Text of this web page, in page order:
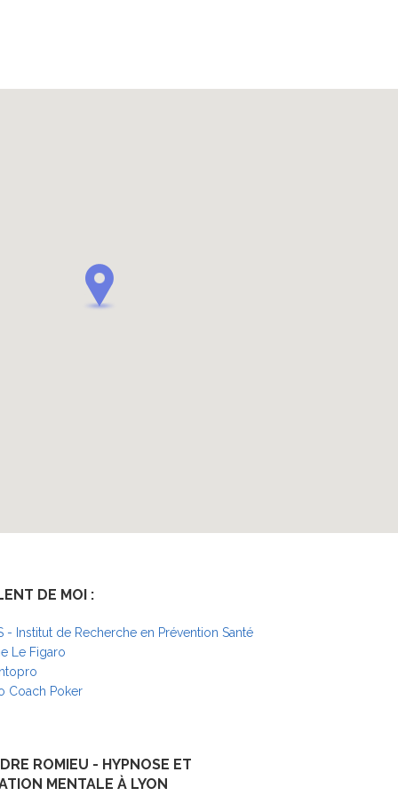
DE MOI :
- Institut de Recherche en Prévention Santé
Le Figaro
Coach Poker
ROMIEU - HYPNOSE ET
MENTALE À LYON